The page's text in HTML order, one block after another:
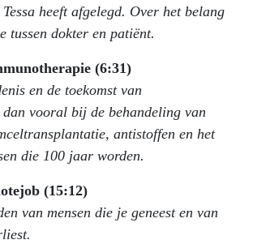
heeft afgelegd. Over het belang
tussen dokter en patiënt.
(6:31)
en de toekomst van
vooral bij de behandeling van
antistoffen en het
die 100 jaar worden.
(15:12)
van mensen die je geneest en van